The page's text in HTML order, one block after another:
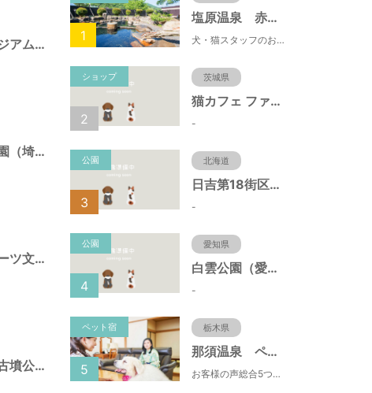
県営）埼玉スタジアム２００２公園（埼玉県さいたま市）
県営）秋ヶ瀬公園（埼玉県さいたま市）
県営）熊谷スポーツ文化公園（埼玉県熊谷市）
県営）さきたま古墳公園（埼玉県行田市）
塩原温泉 赤沢温泉旅館
犬・猫スタッフのおもてニャしが魅力のひとつ♪大自然に囲まれた隠れ家的宿で癒やしの休日を。
1
ショップ 茨城県
猫カフェ ファミリーズ
-
2
公園 北海道
日吉第18街区公園（北海道函館市）
-
3
公園 愛知県
白雲公園（愛知県名古屋市）
-
4
ペット宿 栃木県
那須温泉 ペット＆スパホテル 那須ワン
お客様の声総合5つ星■1日限定４組貸切風呂■室内ドッグランあり♪
5